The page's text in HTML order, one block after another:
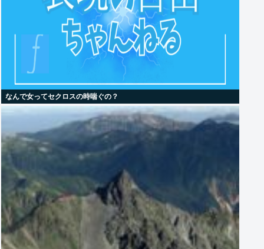
なんで女ってセクロスの時喘ぐの？